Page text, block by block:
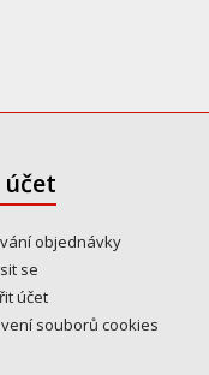
účet
objednávky
se
účet
souborů cookies